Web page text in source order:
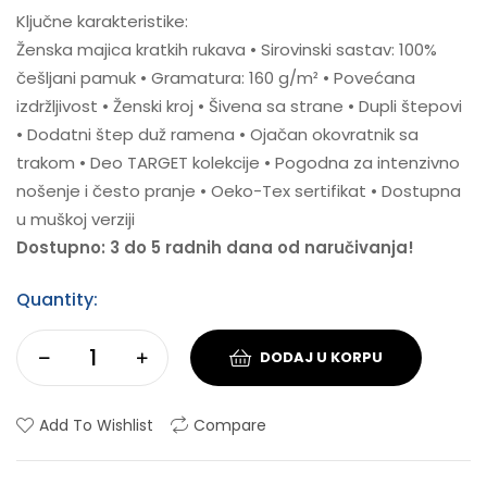
Ključne karakteristike:
Ženska majica kratkih rukava • Sirovinski sastav: 100%
češljani pamuk • Gramatura: 160 g/m² • Povećana
izdržljivost • Ženski kroj • Šivena sa strane • Dupli štepovi
• Dodatni štep duž ramena • Ojačan okovratnik sa
trakom • Deo TARGET kolekcije • Pogodna za intenzivno
nošenje i često pranje • Oeko-Tex sertifikat • Dostupna
u muškoj verziji
Dostupno: 3 do 5 radnih dana od naručivanja!
Quantity:
DODAJ U KORPU
Add To Wishlist Compare